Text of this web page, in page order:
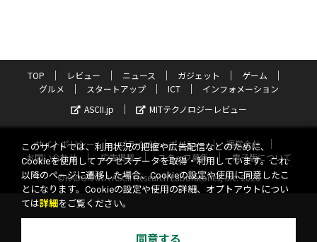
TOP レビュー ニュース ガジェット
ゲーム
グルメ
スタートアップ ICT
インフォメーション
ASCII.jp
MITテクノロジーレビュー
サイトポリシー プライバシーポリシー
運営会社
お問い合わせ
広告掲載 スタッフ募集
電子版について
©KADOKAWA ASCII Research Laboratories, Inc. 2026
このサイトでは、利用状況の把握や広告配信などのために、
Cookieを使用してアクセスデータを取得・利用しています。これ
以降のページに遷移した場合、Cookieの設定や使用に同意したこ
とになります。Cookieの設定や使用の詳細、オプトアウトについ
ては詳細 をご覧ください。